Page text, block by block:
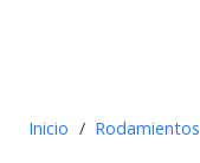
Inicio / Rodamientos